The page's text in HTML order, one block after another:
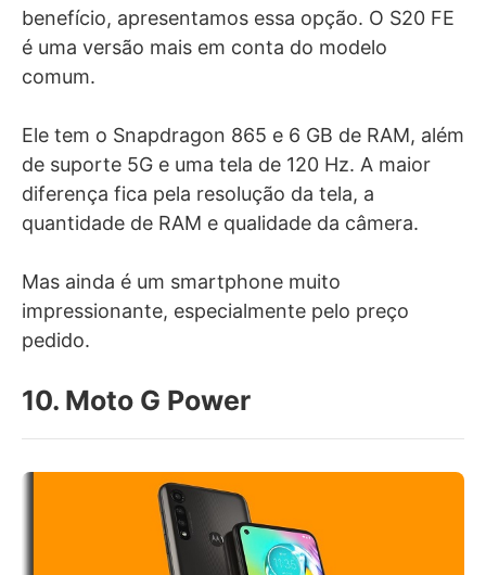
benefício, apresentamos essa opção. O S20 FE
é uma versão mais em conta do modelo
comum.
Ele tem o Snapdragon 865 e 6 GB de RAM, além
de suporte 5G e uma tela de 120 Hz. A maior
diferença fica pela resolução da tela, a
quantidade de RAM e qualidade da câmera.
Mas ainda é um smartphone muito
impressionante, especialmente pelo preço
pedido.
10. Moto G Power